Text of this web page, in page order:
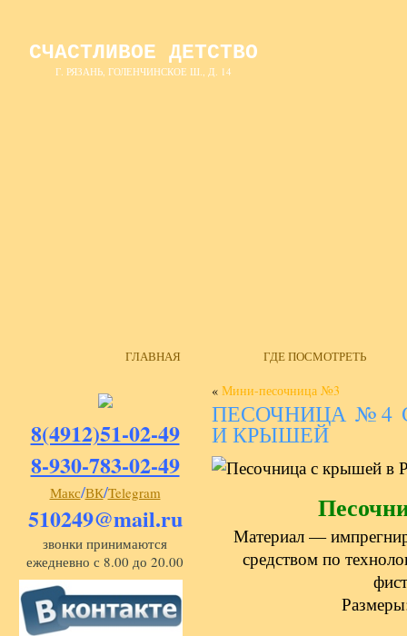
СЧАСТЛИВОЕ ДЕТСТВО
Г. РЯЗАНЬ, ГОЛЕНЧИНСКОЕ Ш., Д. 14
ГЛАВНАЯ ГДЕ ПОСМОТРЕТЬ
8(4912)51-02-49
8-930-783-02-49
Макс/ВК/Telegram
510249@mail.ru
звонки принимаются
ежедневно с 8.00 до 20.00
« Мини-песочница №3
ПЕСОЧНИЦА №4
И КРЫШЕЙ
Материал —
средством по